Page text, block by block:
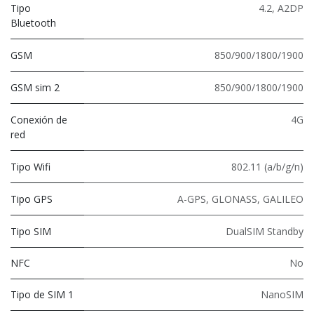
Tipo
Bluetooth
4.2, A2DP
GSM 850/900/1800/1900
GSM sim 2 850/900/1800/1900
Conexión de
red
4G
Tipo Wifi 802.11 (a/b/g/n)
Tipo GPS A-GPS, GLONASS, GALILEO
Tipo SIM DualSIM Standby
NFC No
Tipo de SIM 1 NanoSIM